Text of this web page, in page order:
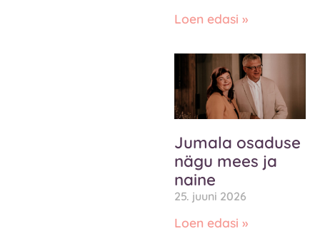
Loen edasi »
Jumala osaduse
nägu mees ja
naine
25. juuni 2026
Loen edasi »